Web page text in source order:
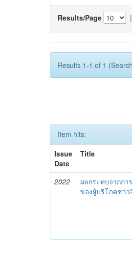
Results/Page |
Results 1-1 of 1
Item hits:
Issue
Date
Title
2022
ผลกระทบจากก
ของผู้บริโภคชา